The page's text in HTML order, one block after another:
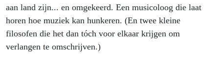
aan land zijn... en omgekeerd. Een musicoloog die laat
horen hoe muziek kan hunkeren. (En twee kleine
filosofen die het dan tóch voor elkaar krijgen om
verlangen te omschrijven.)